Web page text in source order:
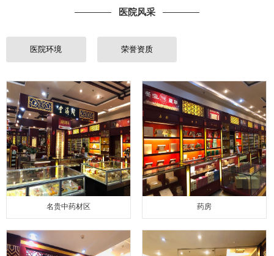
医院风采
医院环境 荣誉资质
名贵中药材区 药房
就诊指南